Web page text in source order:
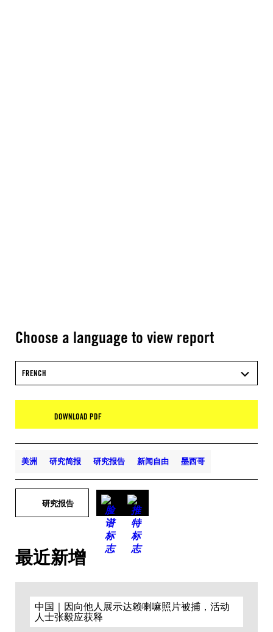
Choose a language to view report
FRENCH
DOWNLOAD PDF
美洲 研究简报 研究报告 新闻自由 墨西哥
研究报告
最近新增
中国｜因向他人展示达赖喇嘛照片被捕，活动
人士张毅应获释